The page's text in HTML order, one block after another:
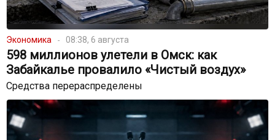
Экономика 08:38, 6 августа
598 миллионов улетели в Омск: как
Забайкалье провалило «Чистый воздух»
Средства перераспределены